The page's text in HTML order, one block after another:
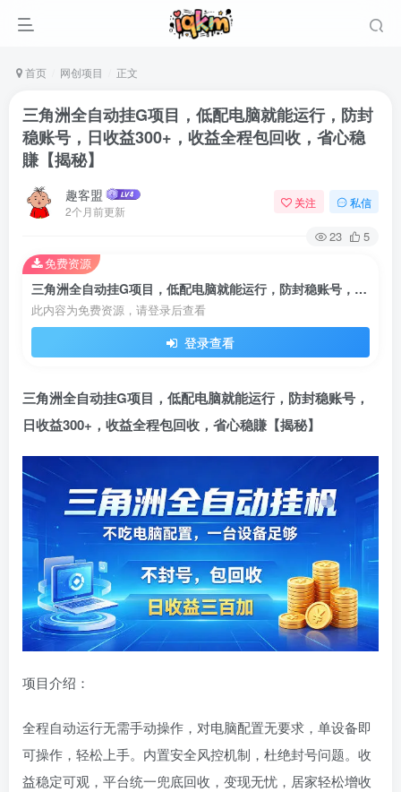
首页 网创项目 正文
三角洲全自动挂G项目，低配电脑就能运行，防封
稳账号，日收益300+，收益全程包回收，省心稳
賺【揭秘】
趣客盟
2个月前更新
关注 私信
23 5
三角洲全自动挂G项目，低配电脑就能运行，防封稳账号，日收益300+，收益全程包回收，省心稳賺【揭秘】
此内容为免费资源，请登录后查看
登录查看
免费资源
三角洲全自动挂G项目，低配电脑就能运行，防封稳账号，
日收益300+，收益全程包回收，省心稳賺【揭秘】
项目介绍：
全程自动运行无需手动操作，对电脑配置无要求，单设备即
可操作，轻松上手。内置安全风控机制，杜绝封号问题。收
益稳定可观，平台统一兜底回收，变现无忧，居家轻松增收
登录
没有账号？立即注册
登录密码
记住登录 找回密码
登录
社交账号登录
QQ登录